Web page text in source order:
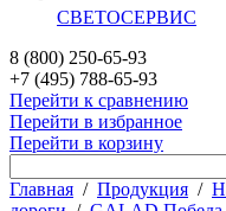
СВЕТОСЕРВИС
8 (800) 250-65-93
+7 (495) 788-65-93
Перейти к сравнению
Перейти в избранное
Перейти в корзину
Главная / Продукция /